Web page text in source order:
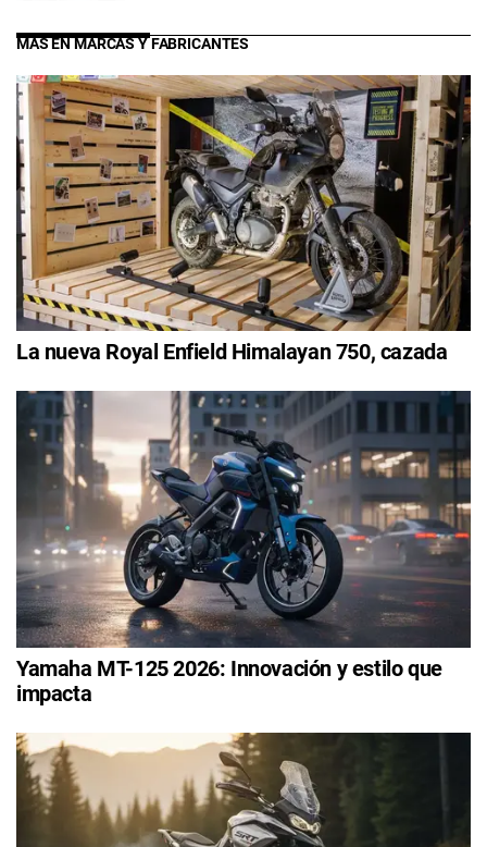
MÁS EN MARCAS Y FABRICANTES
La nueva Royal Enfield Himalayan 750, cazada
Yamaha MT-125 2026: Innovación y estilo que
impacta